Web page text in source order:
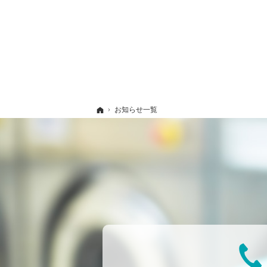
ホーム
お知らせ一覧